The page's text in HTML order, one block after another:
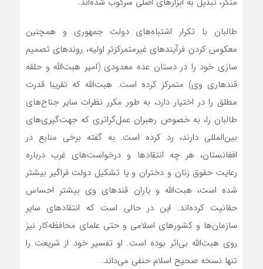
طالبان با تکرار اشتباه‌های دولت جمهوری و همچنین
معکوس کردن فرآیندهای غیرمتمرکزتر اولیه، روند‌های تصمیم
سازی خود را در دستان عده معدودی (امیر هبت‌الله و حلقه
قندهاری وی) متمرکز کرده است. هبت‌الله که تقریبا قدرت
مطلق را در اختیار دارد، به طور مکرر نظرات سایر جناح‌های
طالبان را، به خصوص رهبران عمل‌گراتری که جهت‌گیری‌های
بین‌المللی دارند، رد کرده است. به گفته برخی منابع در
افغانستان، هر چه انتقادها و درخواست‌های غرب درباره
رعایت حقوق زنان و دختران و یا تشکیل دولت فراگیر بیشتر
شده است، هبت‌الله و یاران قندهای وی بیشتر احساس
حقانیت کرده‌اند. این در حالی است که انتقادهای سایر
سازمان‌ها و کشورهای اسلامی و حتی علمای محافظه‌کار نیز
روی هبت‌الله بی‌اثر بوده است. او تفسیر خود از شریعت را
تنها نسخه صحیح اسلام حنفی می‌داند.